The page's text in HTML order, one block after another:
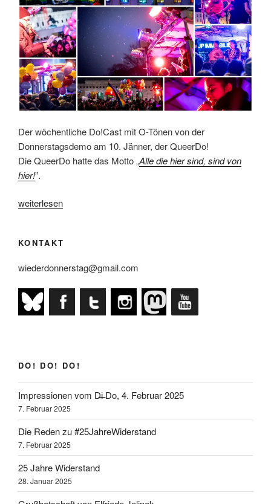
Der wöchentliche Do!Cast mit O-Tönen von der
Donnerstagsdemo am 10. Jänner, der QueerDo!
Die QueerDo hatte das Motto „Alle die hier sind, sind von
hier!”.
„Do!Cast
Donnerstagsdemo“
weiterlesen
KONTAKT
wiederdonnerstag@gmail.com
DO! DO! DO!
Impressionen vom D̶i̶ Do, 4. Februar 2025
7. Februar 2025
Die Reden zu #25JahreWiderstand
7. Februar 2025
25 Jahre Widerstand
28. Januar 2025